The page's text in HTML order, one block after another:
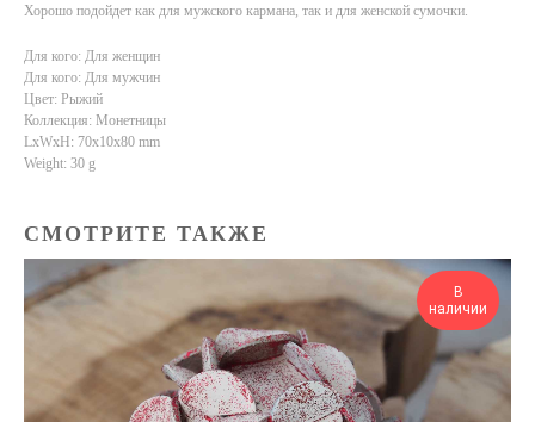
Хорошо подойдет как для мужского кармана, так и для женской сумочки.
Для кого: Для женщин
Для кого: Для мужчин
Цвет: Рыжий
Коллекция: Монетницы
LxWxH: 70x10x80 mm
Weight: 30 g
СМОТРИТЕ ТАКЖЕ
В
наличии